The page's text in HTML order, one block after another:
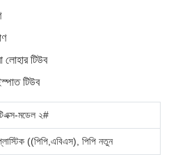
লোহার টিউব
টিউব
মডেল ২#
((পিপি,এবিএস), পিপি নতুন